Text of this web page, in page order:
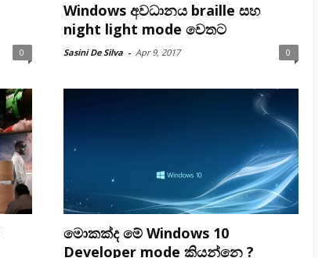
0
Windows අවධානය braille සහ
night light mode වෙතට
Sasini De Silva - Apr 9, 2017 0
මොකක්ද මේ Windows 10
Developer mode කියන්නෙ ?